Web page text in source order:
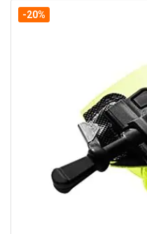
-20%